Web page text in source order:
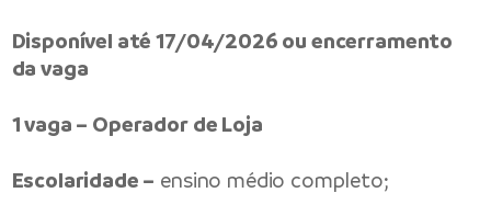
Disponível até 17/04/2026 ou encerramento
da vaga
1 vaga – Operador de Loja
Escolaridade – ensino médio completo;